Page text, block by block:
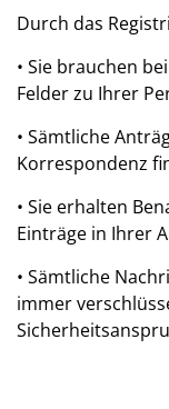
Durch das
• Sie brauchen
Felder zu Ihrer
• Sämtliche
Korrespondenz
• Sie erhalten
Einträge in Ihrer
• Sämtliche
immer